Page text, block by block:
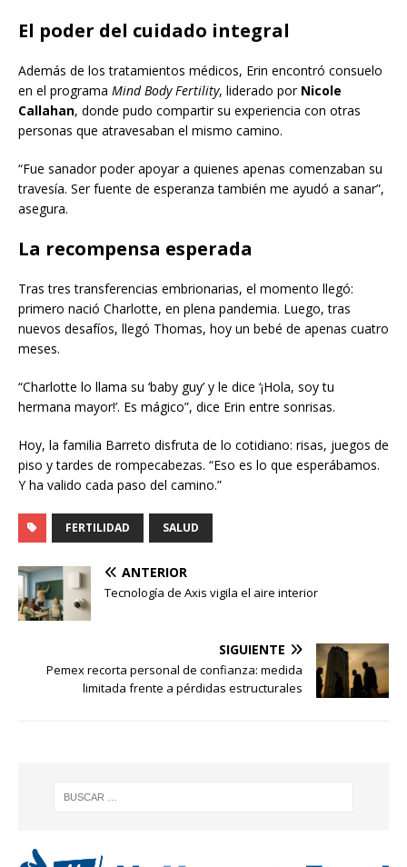
El poder del cuidado integral
Además de los tratamientos médicos, Erin encontró consuelo
en el programa Mind Body Fertility, liderado por Nicole
Callahan, donde pudo compartir su experiencia con otras
personas que atravesaban el mismo camino.
“Fue sanador poder apoyar a quienes apenas comenzaban su
travesía. Ser fuente de esperanza también me ayudó a sanar”,
asegura.
La recompensa esperada
Tras tres transferencias embrionarias, el momento llegó:
primero nació Charlotte, en plena pandemia. Luego, tras
nuevos desafíos, llegó Thomas, hoy un bebé de apenas cuatro
meses.
“Charlotte lo llama su ‘baby guy’ y le dice ‘¡Hola, soy tu
hermana mayor!’. Es mágico”, dice Erin entre sonrisas.
Hoy, la familia Barreto disfruta de lo cotidiano: risas, juegos de
piso y tardes de rompecabezas. “Eso es lo que esperábamos.
Y ha valido cada paso del camino.”
FERTILIDAD SALUD
ANTERIOR
Tecnología de Axis vigila el aire interior
SIGUIENTE
Pemex recorta personal de confianza: medida
limitada frente a pérdidas estructurales